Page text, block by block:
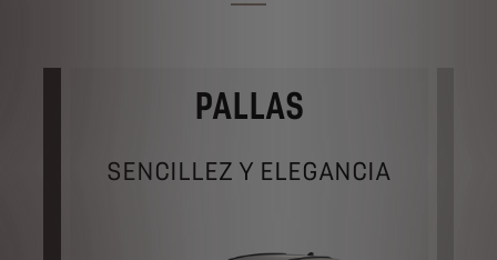
PALLAS
SENCILLEZ Y ELEGANCIA